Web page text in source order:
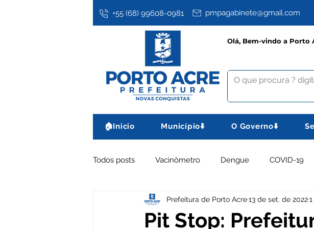
+55 (68) 99608-0981 pmpagabinete@gmail.com
Olá, Bem-vindo a Porto
🏠Inicio Município⬇️ O Governo⬇️
Todos posts Vacinômetro Dengue COVID-19
Assistência Social Datas comemorativas
Pit Stop:
Prefeitura de Porto Acre13 de set. de 2022